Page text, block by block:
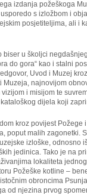
izdanja požeškoga
s izložbom i
posjetiteljima, ali i
biser u školjci
do gora“ kao i stalni
Uvod i Muzej
najnovijom
i misijom te
dijela koji
kroz povijest Požege
poput malih zagonetki.
izloške, odnosno
jedinica. Tako je na
lokaliteta
Požeške kotline –
obroncima
od njezina prvog